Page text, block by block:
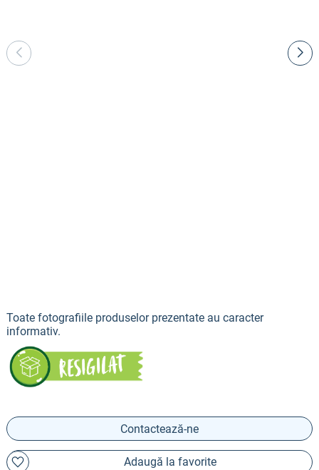
Toate fotografiile produselor prezentate au caracter
informativ.
Contactează-ne
Adaugă la favorite